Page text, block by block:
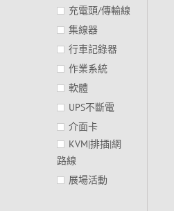
充電頭/傳輸線
集線器
行車記錄器
作業系統
軟體
UPS不斷電
介面卡
KVM|排插|網
路線
展場活動